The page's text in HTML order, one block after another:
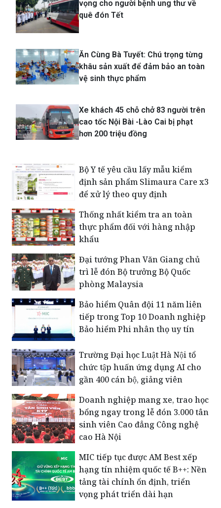
vọng cho người bệnh ung thư về
quê đón Tết
Ăn Cùng Bà Tuyết: Chú trọng từng
khâu sản xuất để đảm bảo an toàn
vệ sinh thực phẩm
Xe khách 45 chỗ chở 83 người trên
cao tốc Nội Bài -Lào Cai bị phạt
hơn 200 triệu đồng
Bộ Y tế yêu cầu lấy mẫu kiểm
định sản phẩm Slimaura Care x3
để xử lý theo quy định
Thống nhất kiểm tra an toàn
thực phẩm đối với hàng nhập
khẩu
Đại tướng Phan Văn Giang chủ
trì lễ đón Bộ trưởng Bộ Quốc
phòng Malaysia
Bảo hiểm Quân đội 11 năm liên
tiếp trong Top 10 Doanh nghiệp
Bảo hiểm Phi nhân thọ uy tín
Trường Đại học Luật Hà Nội tổ
chức tập huấn ứng dụng AI cho
gần 400 cán bộ, giảng viên
Doanh nghiệp mang xe, trao học
bổng ngay trong lễ đón 3.000 tân
sinh viên Cao đẳng Công nghệ
cao Hà Nội
MIC tiếp tục được AM Best xếp
hạng tín nhiệm quốc tế B++: Nền
tảng tài chính ổn định, triển
vọng phát triển dài hạn